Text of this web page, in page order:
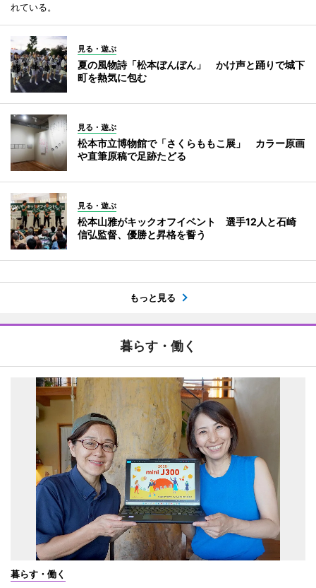
れている。
見る・遊ぶ
夏の風物詩「松本ぼんぼん」 かけ声と踊りで城下
町を熱気に包む
見る・遊ぶ
松本市立博物館で「さくらももこ展」 カラー原画
や直筆原稿で足跡たどる
見る・遊ぶ
松本山雅がキックオフイベント 選手12人と石崎
信弘監督、優勝と昇格を誓う
もっと見る
暮らす・働く
暮らす・働く